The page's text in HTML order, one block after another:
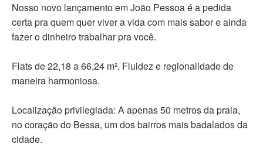
Nosso novo lançamento em João Pessoa é a pedida
certa pra quem quer viver a vida com mais sabor e ainda
fazer o dinheiro trabalhar pra você. ‍
Flats de 22,18 a 66,24 m². Fluidez e regionalidade de
maneira harmoniosa.
Localização privilegiada: A apenas 50 metros da praia,
no coração do Bessa, um dos bairros mais badalados da
cidade.